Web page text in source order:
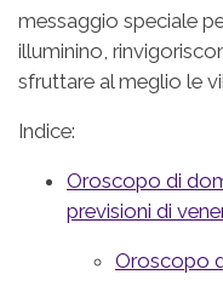
messaggio speciale
illuminino,
sfruttare al meglio le
Indice:
Oroscopo di
previsioni di
Oroscopo